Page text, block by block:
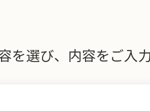
を選び、内容をご入